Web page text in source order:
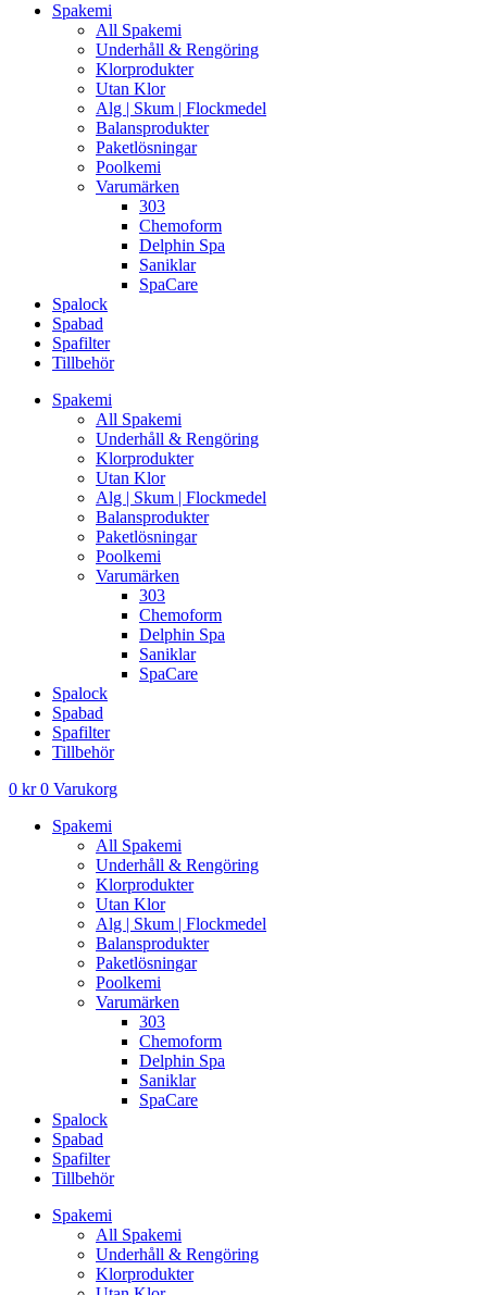
Spakemi
All Spakemi
Underhåll & Rengöring
Klorprodukter
Utan Klor
Alg | Skum | Flockmedel
Balansprodukter
Paketlösningar
Poolkemi
Varumärken
303
Chemoform
Delphin Spa
Saniklar
SpaCare
Spalock
Spabad
Spafilter
Tillbehör
Spakemi
All Spakemi
Underhåll & Rengöring
Klorprodukter
Utan Klor
Alg | Skum | Flockmedel
Balansprodukter
Paketlösningar
Poolkemi
Varumärken
303
Chemoform
Delphin Spa
Saniklar
SpaCare
Spalock
Spabad
Spafilter
Tillbehör
0 kr 0 Varukorg
Spakemi
All Spakemi
Underhåll & Rengöring
Klorprodukter
Utan Klor
Alg | Skum | Flockmedel
Balansprodukter
Paketlösningar
Poolkemi
Varumärken
303
Chemoform
Delphin Spa
Saniklar
SpaCare
Spalock
Spabad
Spafilter
Tillbehör
Spakemi
All Spakemi
Underhåll & Rengöring
Klorprodukter